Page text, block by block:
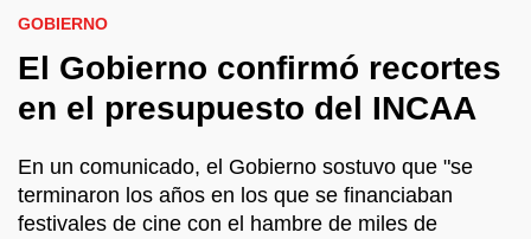
GOBIERNO
El Gobierno confirmó recortes
en el presupuesto del INCAA
En un comunicado, el Gobierno sostuvo que "se
terminaron los años en los que se financiaban
festivales de cine con el hambre de miles de